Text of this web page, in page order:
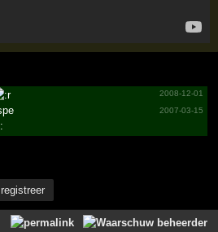
2008-12-01
2007-03-15
registreer